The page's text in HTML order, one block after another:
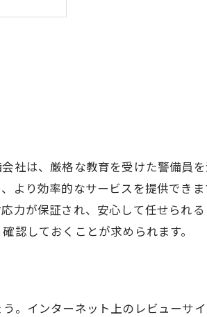
社は、厳格な教育を受けた警備員
より効率的なサービスを提供でき
が保証され、安心して任せられる
認しておくことが求められます。
。インターネット上のレビューサイ